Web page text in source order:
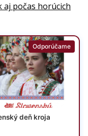
počas horúcich